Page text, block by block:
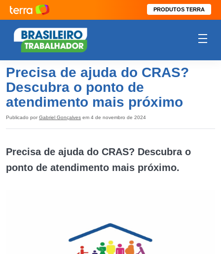
PRODUTOS TERRA
Precisa de ajuda do CRAS?
Descubra o ponto de
atendimento mais próximo
Publicado por Gabriel Gonçalves em 4 de novembro de 2024
Precisa de ajuda do CRAS? Descubra o
ponto de atendimento mais próximo.